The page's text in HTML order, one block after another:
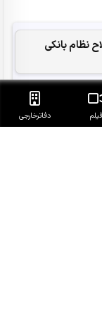
نظام بانکی
معمار نظم
فیلم دفاتر‌خارجی